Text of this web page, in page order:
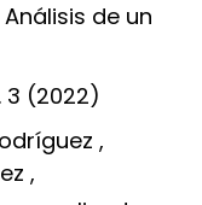
de un
3 (2022)
,
,